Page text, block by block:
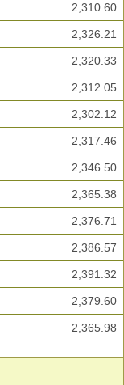
2,310.60
2,326.21
2,320.33
2,312.05
2,302.12
2,317.46
2,346.50
2,365.38
2,376.71
2,386.57
2,391.32
2,379.60
2,365.98